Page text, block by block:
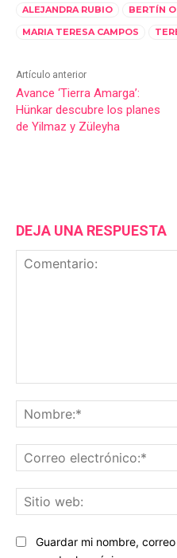
ALEJANDRA RUBIO BERTÍN
MARIA TERESA CAMPOS
Artículo anterior
Avance ‘Tierra Amarga’:
Hünkar descubre los planes
de Yilmaz y Züleyha
DEJA UNA RESPUESTA
Guardar mi nombre,